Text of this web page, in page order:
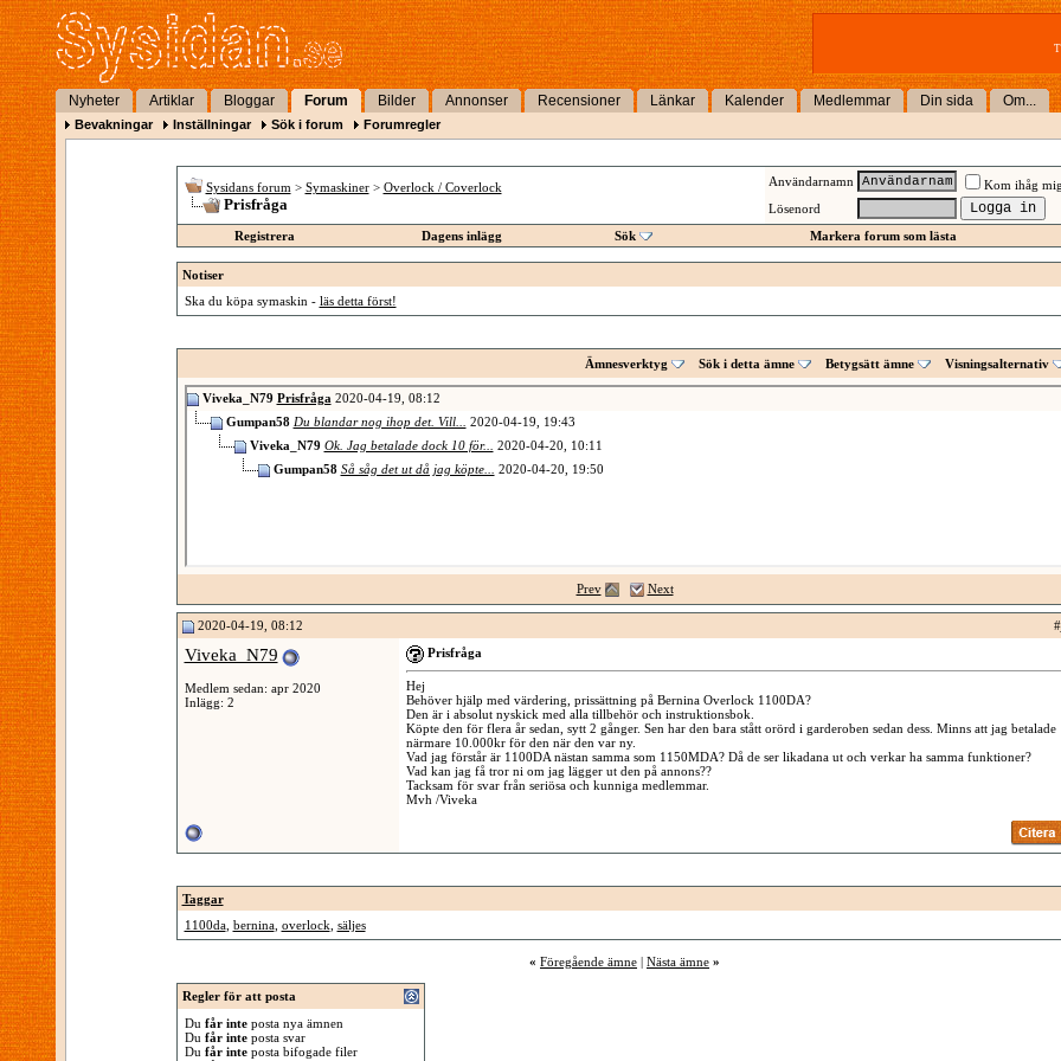
Nyheter Artiklar Bloggar Forum Bilder Annonser Recensioner Länkar Kalender Medlemmar Din sida Om...
Bevakningar Inställningar Sök i forum Forumregler
Sysidans forum > Symaskiner > Overlock / Coverlock
Prisfråga
Användarnamn
Kom ihåg
Lösenord
Registrera
Dagens inlägg Sök Markera forum som lästa
Notiser
Ska du köpa symaskin - läs detta först!
Ämnesverktyg Sök i detta ämne Betygsätt ämne Visningsalternativ
Viveka_N79 Prisfråga 2020-04-19, 08:12
Gumpan58 Du blandar nog ihop det. Vill... 2020-04-19,
19:43
Viveka_N79 Ok. Jag betalade dock 10 för... 2020-04-20,
10:11
Gumpan58 Så såg det ut då jag köpte... 2020-04-20, 19:50
Prev Next
2020-04-19, 08:12 #
Viveka_N79
Medlem sedan: apr 2020
Inlägg: 2
Prisfråga
Hej
Behöver hjälp med värdering, prissättning på Bernina Overlock 1100DA?
Den är i absolut nyskick med alla tillbehör och instruktionsbok.
Köpte den för flera år sedan, sytt 2 gånger. Sen har den bara stått orörd i garderoben sedan dess. Minns att jag betalade
närmare 10.000kr för den när den var ny.
Vad jag förstår är 1100DA nästan samma som 1150MDA? Då de ser likadana ut och verkar ha samma funktioner?
Vad kan jag få tror ni om jag lägger ut den på annons??
Tacksam för svar från seriösa och kunniga medlemmar.
Mvh /Viveka
Taggar
1100da, bernina, overlock säljes
« Föregående ämne | Nästa ämne »
Regler för att posta
Du får inteposta nya ämnen
Du får inteposta svar
Du får inteposta bifogade filer